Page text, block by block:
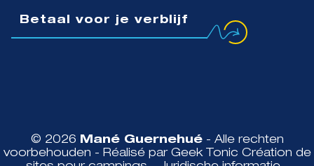
Betaal voor je verblijf
© 2026 Mané Guernehué- Alle rechten
voorbehouden - Réalisé par Geek Tonic Création de